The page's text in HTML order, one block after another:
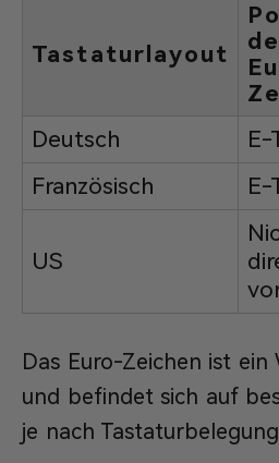
Tastaturlayout
Deutsch E-
Französisch
E-
US
Das Euro-Zeichen ist ein
und befindet sich auf
je nach